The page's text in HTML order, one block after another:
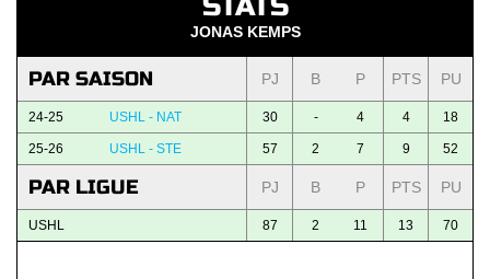
JONAS KEMPS
PAR SAISON PJ B P PTS PU
24-25 USHL - NAT 30 - 4 4 18
25-26 USHL - STE 57 2 7 9 52
PAR LIGUE PJ B P PTS PU
USHL 87 2 11 13 70